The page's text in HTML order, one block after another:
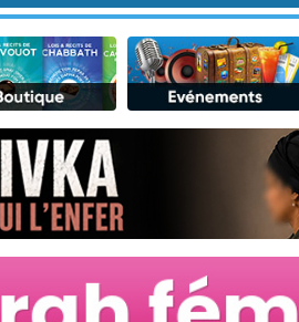
11 personnes
3 personnes
Il reste 49 places
2 personnes
29 personnes
Il reste 49
2 personnes
6 personnes
4 personnes
2 personnes